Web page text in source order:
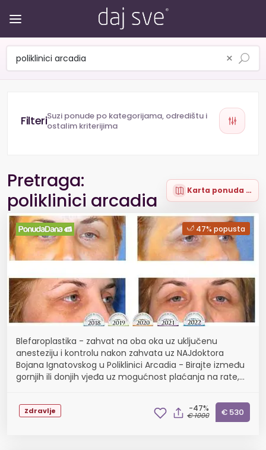
×
Suzi ponude po kategorijama, odredištu i
ostalim kriterijima
Pretraga:
poliklinici arcadia
Karta ponuda (93)
47% popusta
Blefaroplastika - zahvat na oba oka uz uključenu
anesteziju i kontrolu nakon zahvata uz NAJdoktora
Bojana Ignatovskog u Poliklinici Arcadia - Birajte između
gornjih ili donjih vjeđa uz mogućnost plaćanja na rate,
Zdravlje -47%
€ 1000 € 530